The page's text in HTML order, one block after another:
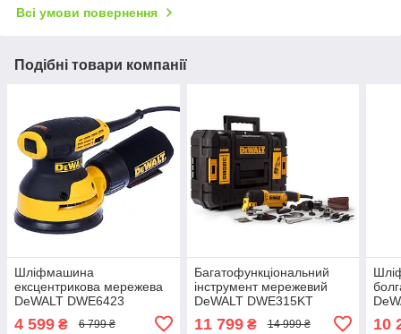
Всі умови повернення
Подібні товари компанії
Шліфмашина
ексцентрикова мережева
DeWALT DWE6423
4 599 ₴ 6 799 ₴
Багатофункціональний
інструмент мережевий
DeWALT DWE315KT
11 799₴ 14 999 ₴ 10